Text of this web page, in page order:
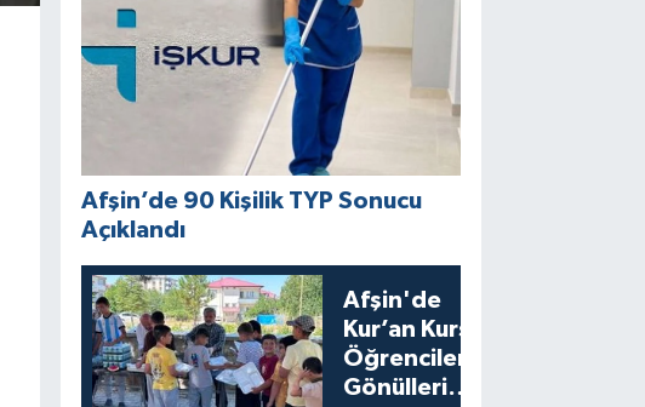
Afşin’de 90 Kişilik TYP Sonucu
Açıklandı
Afşin'de
Kur’an Kursu
Öğrencilerine
Gönülleri